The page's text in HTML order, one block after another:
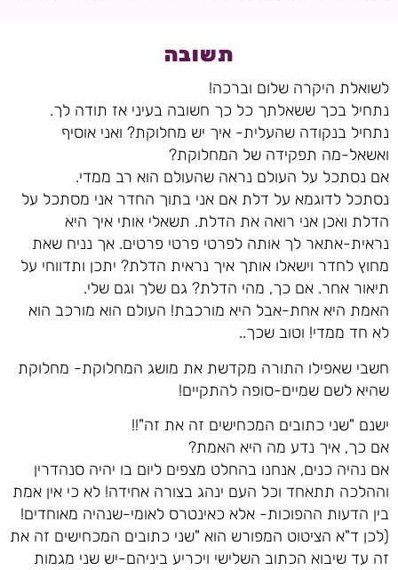
תשובה
לשואלת היקרה שלום וברכה!
נתחיל בכך ששאלתך כל כך חשובה בעיני אז תודה לך.
נתחיל בנקודה שהעלית- איך יש מחלוקת? ואני אוסיף
ואשאל-מה תפקידה של המחלוקת?
אם נסתכל על העולם נראה שהעולם הוא רב ממדי.
נסתכל לדוגמא על דלת אם אני בתוך החדר אני מסתכל על
הדלת ואכן אני רואה את הדלת. תשאלי אותי איך היא
נראית-אתאר לך אותה לפרטי פרטי פרטים. אך נניח שאת
מחוץ לחדר וישאלו אותך איך נראית הדלת? יתכן ותדווחי על
תיאור אחר. אם כך, מהי הדלת? גם שלך וגם שלי.
האמת היא אחת-אבל היא מורכבת! העולם הוא מורכב הוא
לא חד ממדי! וטוב שכך..
חשבי שאפילו התורה מקדשת את מושג המחלוקת- מחלוקת
שהיא לשם שמיים-סופה להתקיים!
ישנם "שני כתובים המכחישים זה את זה"!!
אם כך, איך נדע מה היא האמת?
אם נהיה כנים, אנחנו בהחלט מצפים ליום בו יהיה סנהדרין
וההלכה תתאחד וכל העם ינהג בצורה אחידה! לא כי אין אמת
בין הדעות ההפוכות- אלא כאינטרס לאומי-שנהיה מאוחדים!
(לכן ד"א הציטוט המפורש הוא "שני כתובים המכחישים זה את
זה עד שיבוא הכתוב השלישי ויכריע ביניהם-יש שני מגמות